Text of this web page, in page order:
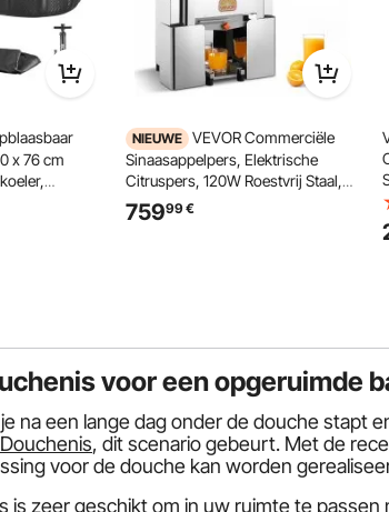
x 76 cm
met
deksel,
NIEUWE VEVOR Commerciële
Sinaasappelpers, Elektrische
Citruspers, 120W Roestvrij Staal,
Persmachine voor maximaal 20
sinaasappels per minuut,
75999€
voor een opgeruimde
na een lange dag onder de douche
, dit scenario gebeurt. Met de
voor de douche kan worden
is zeer geschikt om in uw ruimte te